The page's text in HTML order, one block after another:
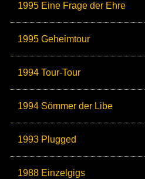
1995 Eine Frage der Ehre
1995 Geheimtour
1994 Tour-Tour
1994 Sömmer der Libe
1993 Plugged
1988 Einzelgigs